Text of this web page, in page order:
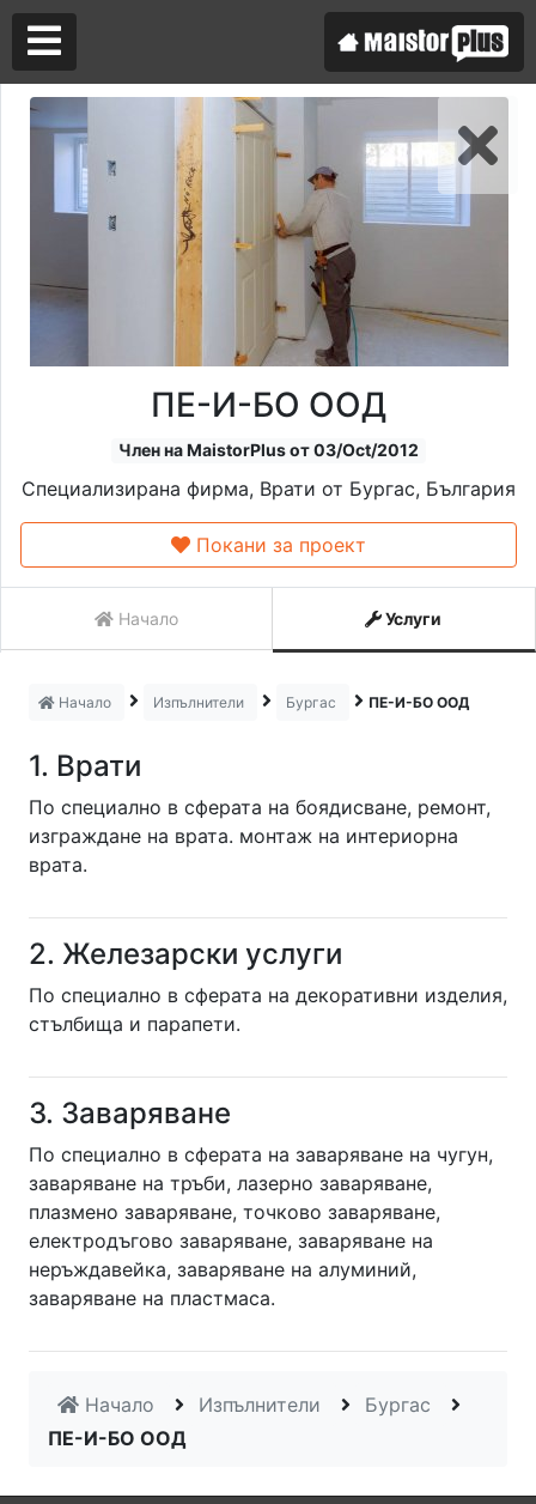
ПЕ-И-БО ООД
Член на MaistorPlus от 03/Oct/2012
Специализирана фирма, Врати от Бургас, България
Покани за проект
Начало Услуги
Начало Изпълнители Бургас ПЕ-И-БО ООД
1. Врати
По специално в сферата на боядисване, ремонт,
изграждане на врата. монтаж на интериорна
врата.
2. Железарски услуги
По специално в сферата на декоративни изделия,
стълбища и парапети.
3. Заваряване
По специално в сферата на заваряване на чугун,
заваряване на тръби, лазерно заваряване,
плазмено заваряване, точково заваряване,
електродъгово заваряване, заваряване на
неръждавейка, заваряване на алуминий,
заваряване на пластмаса.
Начало Изпълнители
Бургас
ПЕ-И-БО ООД
Аз съм майстор
Търся майстор